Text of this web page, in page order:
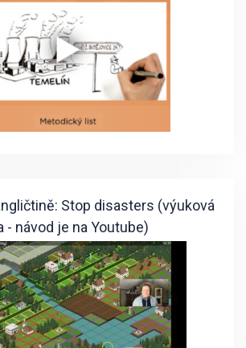
Stop disasters (výuková
- návod je na Youtube)